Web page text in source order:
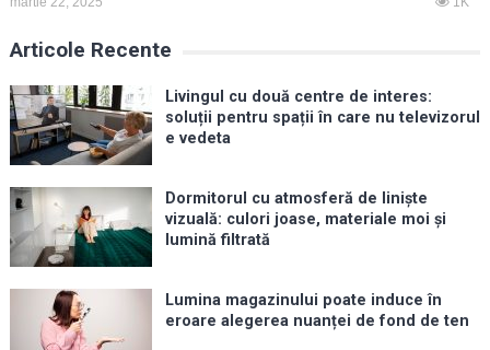
Articole Recente
Livingul cu două centre de interes:
soluții pentru spații în care nu televizorul
e vedeta
Dormitorul cu atmosferă de liniște
vizuală: culori joase, materiale moi și
lumină filtrată
Lumina magazinului poate induce în
eroare alegerea nuanței de fond de ten